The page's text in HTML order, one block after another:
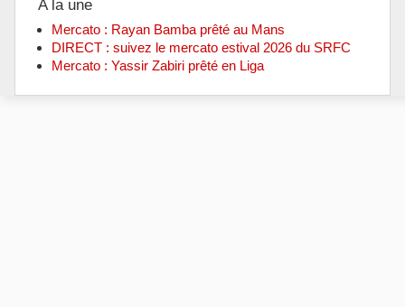
A la une
Mercato : Rayan Bamba prêté au Mans
DIRECT : suivez le mercato estival 2026 du SRFC
Mercato : Yassir Zabiri prêté en Liga